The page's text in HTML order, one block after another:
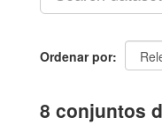
Ordenar por
8 conjuntos